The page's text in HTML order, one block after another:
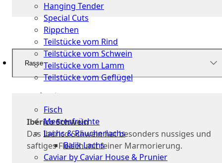
Hanging Tender
Special Cuts
Rippchen
Teilstücke vom Rind
Teilstücke vom Schwein
Teilstücke vom Lamm
Teilstücke vom Geflügel
Seafood
Fisch
Meeresfrüchte
Lachs & Räucherlachs
Balik Lachs
Caviar by Caviar House & Prunier
Rasse
Ibérico Schwein
Das Ibérico Schwein hat besonders nussiges und
saftiges Fleisch mit feiner Marmorierung.